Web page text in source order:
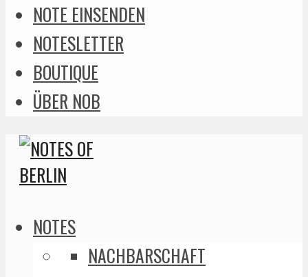
NOTE EINSENDEN
NOTESLETTER
BOUTIQUE
ÜBER NOB
NOTES
NACHBARSCHAFT